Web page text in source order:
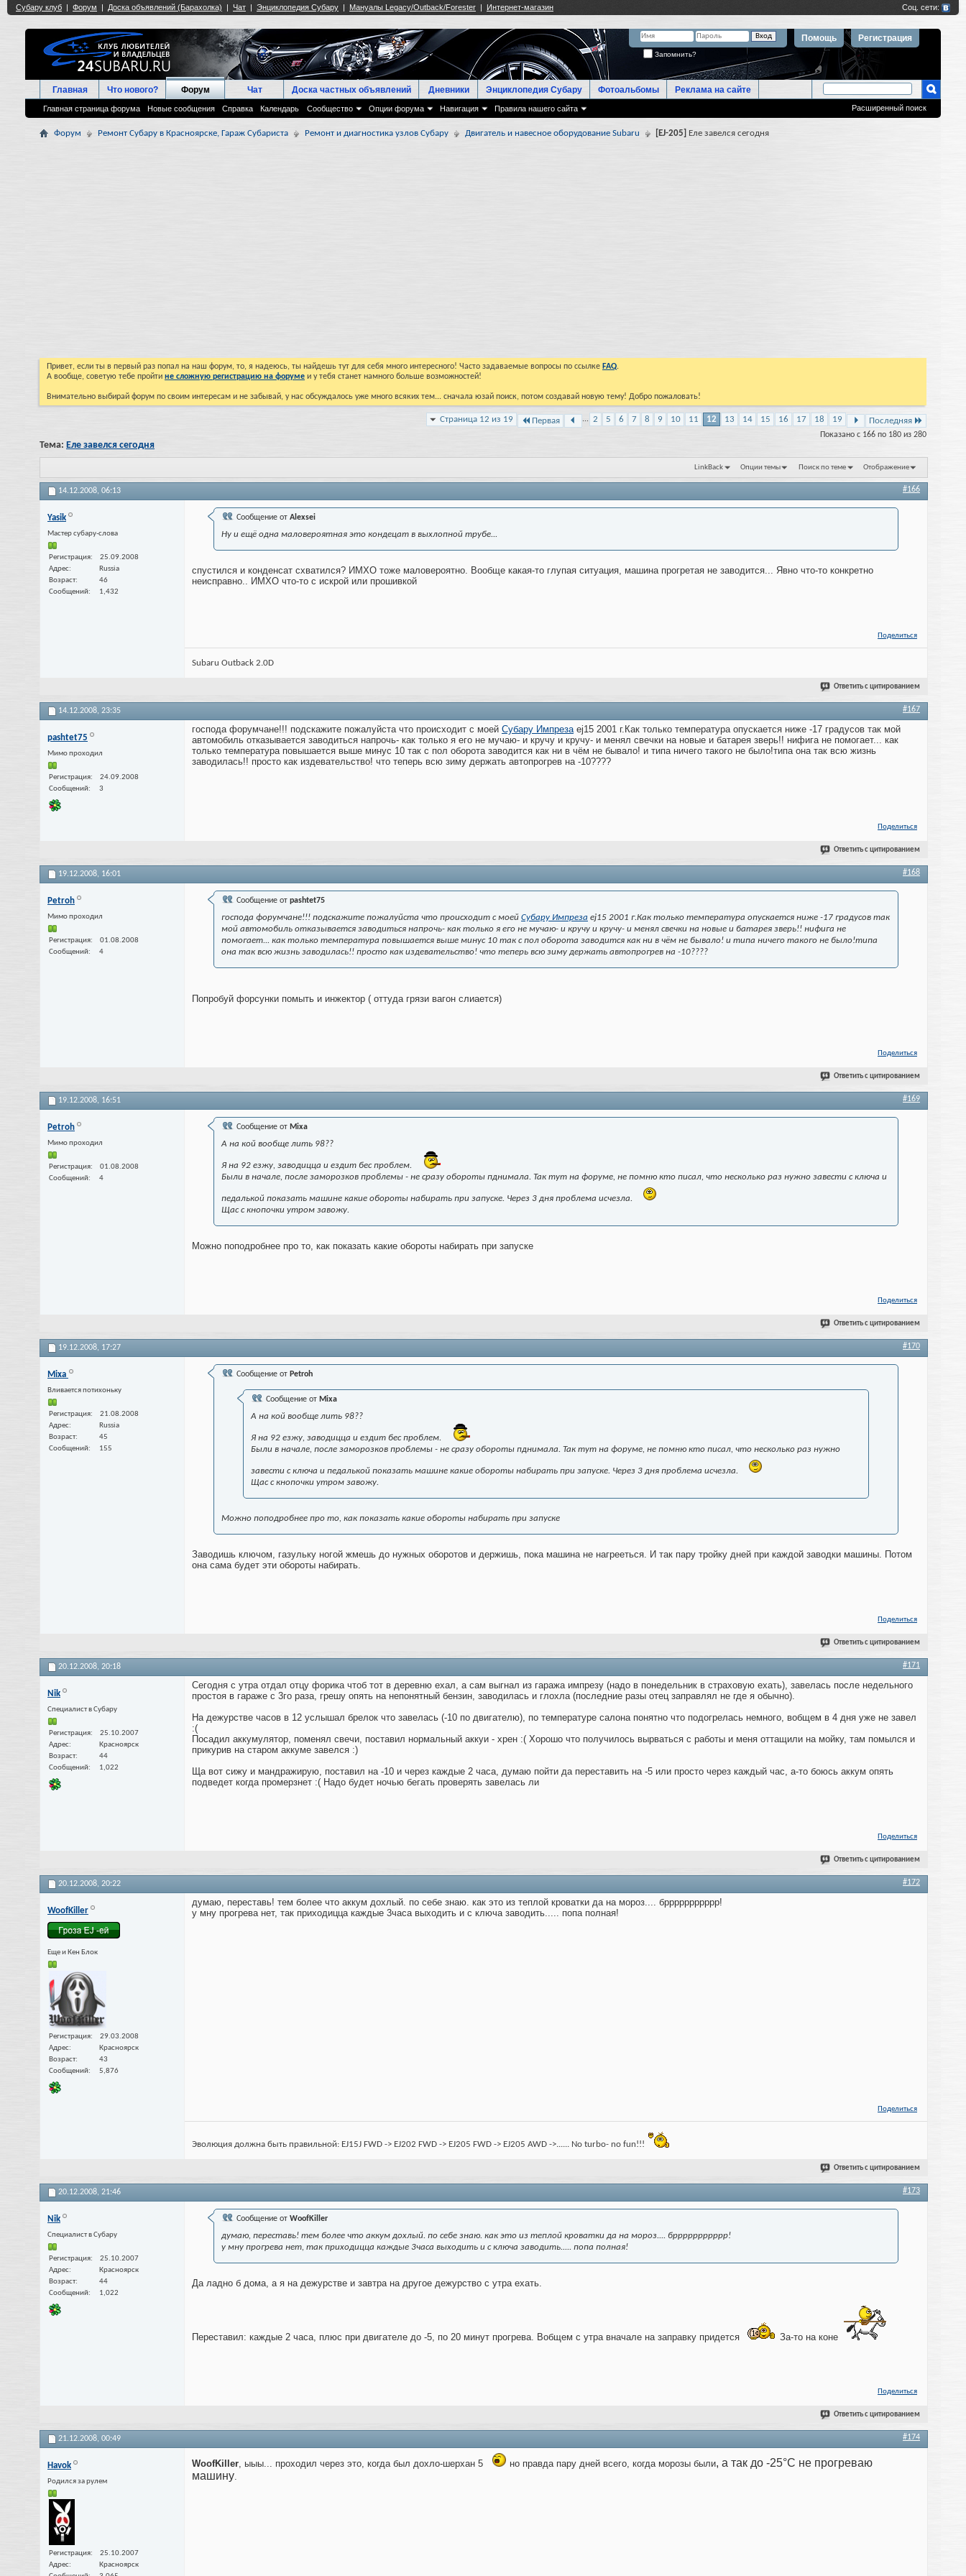
Регистрация
Помощь
Запомнить?
Главная Что нового? Форум
Главная страница форума Новые сообщения Справка Календарь Сообщество Опции форума Навигация Правила нашего сайта
Чат Доска частных объявлений Дневники Энциклопедия Субару Фотоальбомы Реклама на сайте
Расширенный поиск
Форум Ремонт Субару в Красноярске, Гараж Субариста Ремонт и диагностика узлов Субару Двигатель и навесное оборудование Subaru [EJ-205] Еле завелся сегодня
Привет, если ты в первый раз попал на наш форум, то, я надеюсь, ты найдешь тут для себя много интересного! Часто задаваемые вопросы по ссылке FAQ.
А вообще, советую тебе пройти не сложную регистрацию на форуме и у тебя станет намного больше возможностей!
Внимательно выбирай форум по своим интересам и не забывай, у нас обсуждалось уже много всяких тем... сначала юзай поиск, потом создавай новую тему! Добро пожаловать!
Страница 12 из 19 Первая ... 2 5 6 7 8 9 10 11 12 13 14 15 16 17 18 19 Последняя
Показано с 166 по 180 из 280
Тема: Еле завелся сегодня
LinkBack Опции темы Поиск по теме Отображение
14.12.2008, 06:13 #166
Yasik
Мастер субару-слова
Регистрация
25.09.2008
Адрес
Russia
Возраст
46
Сообщений
1,432
Сообщение от Alexsei
Ну и ещё одна маловероятная это кондецат в выхлопной трубе...
спустился и конденсат схватился? ИМХО тоже маловероятно. Вообще какая-то глупая ситуация, машина прогретая не заводится... Явно что-то конкретно
неисправно.. ИМХО что-то с искрой или прошивкой
Поделиться
Subaru Outback 2.0D
Ответить с цитированием
14.12.2008, 23:35 #167
pashtet75
Мимо проходил
Регистрация
24.09.2008
Сообщений
3
господа форумчане!!! подскажите пожалуйста что происходит с моей Субару Импрезаej15 2001 г.Как только температура опускается ниже -17 градусов так мой
автомобиль отказывается заводиться напрочь- как только я его не мучаю- и кручу и кручу- и менял свечки на новые и батарея зверь!! нифига не помогает... как
только температура повышается выше минус 10 так с пол оборота заводится как ни в чём не бывало! и типа ничего такого не было!типа она так всю жизнь
заводилась!! просто как издевательство! что теперь всю зиму держать автопрогрев на -10????
Поделиться
Ответить с цитированием
19.12.2008, 16:01 #168
Petroh
Мимо проходил
Регистрация
01.08.2008
Сообщений
4
Сообщение от pashtet75
господа форумчане!!! подскажите пожалуйста что происходит с моей Субару Импреза ej15 2001 г.Как только температура опускается ниже -17 градусов так
мой автомобиль отказывается заводиться напрочь- как только я его не мучаю- и кручу и кручу- и менял свечки на новые и батарея зверь!! нифига не
помогает... как только температура повышается выше минус 10 так с пол оборота заводится как ни в чём не бывало! и типа ничего такого не было!типа
она так всю жизнь заводилась!! просто как издевательство! что теперь всю зиму держать автопрогрев на -10????
Попробуй форсунки помыть и инжектор ( оттуда грязи вагон слиается)
Поделиться
Ответить с цитированием
19.12.2008, 16:51 #169
Petroh
Мимо проходил
Регистрация
01.08.2008
Сообщений
4
Сообщение от Mixa
А на кой вообще лить 98??
Я на 92 езжу, заводицца и ездит бес проблем.
Были в начале, после заморозков проблемы - не сразу обороты пднимала. Так тут на форуме, не помню кто писал, что несколько раз нужно завести с ключа и
педалькой показать машине какие обороты набирать при запуске. Через 3 дня проблема исчезла.
Щас с кнопочки утром завожу.
Можно поподробнее про то, как показать какие обороты набирать при запуске
Поделиться
Ответить с цитированием
19.12.2008, 17:27 #170
Mixa
Вливается потихоньку
Регистрация
21.08.2008
Адрес
Russia
Возраст
45
Сообщений
155
Сообщение от Petroh
Сообщение от Mixa
А на кой вообще лить 98??
Я на 92 езжу, заводицца и ездит бес проблем.
Были в начале, после заморозков проблемы - не сразу обороты пднимала. Так тут на форуме, не помню кто писал, что несколько раз нужно
завести с ключа и педалькой показать машине какие обороты набирать при запуске. Через 3 дня проблема исчезла.
Щас с кнопочки утром завожу.
Можно поподробнее про то, как показать какие обороты набирать при запуске
Заводишь ключом, газульку ногой жмешь до нужных оборотов и держишь, пока машина не нагрееться. И так пару тройку дней при каждой заводки машины. Потом
она сама будет эти обороты набирать.
Поделиться
Ответить с цитированием
20.12.2008, 20:18 #171
Nik
Специалист в Субару
Регистрация
25.10.2007
Адрес
Красноярск
Возраст
44
Сообщений
1,022
Сегодня с утра отдал отцу форика чтоб тот в деревню ехал, а сам выгнал из гаража импрезу (надо в понедельник в страховую ехать), завелась после недельного
простоя в гараже с 3го раза, грешу опять на непонятный бензин, заводилась и глохла (последние разы отец заправлял не где я обычно).
На дежурстве часов в 12 услышал брелок что завелась (-10 по двигателю), по температуре салона понятно что подогрелась немного, вобщем в 4 дня уже не завел
:(
Посадил аккумулятор, поменял свечи, поставил нормальный аккуи - хрен :( Хорошо что получилось вырваться с работы и меня оттащили на мойку, там помылся и
прикурив на старом аккуме завелся :)
Ща вот сижу и мандражирую, поставил на -10 и через каждые 2 часа, думаю пойти да переставить на -5 или просто через каждый час, а-то боюсь аккум опять
подведет когда промерзнет :( Надо будет ночью бегать проверять завелась ли
Поделиться
Ответить с цитированием
20.12.2008, 20:22 #172
WoofKiller
Еще и Кен Блок
Регистрация
29.03.2008
Адрес
Красноярск
Возраст
43
Сообщений
5,876
думаю, переставь! тем более что аккум дохлый. по себе знаю. как это из теплой кроватки да на мороз.... бррррррррррр!
у мну прогрева нет, так приходицца каждые 3часа выходить и с ключа заводить..... попа полная!
Поделиться
Эволюция должна быть правильной: EJ15J FWD -> EJ202 FWD -> EJ205 FWD -> EJ205 AWD ->...... No turbo- no fun!!!
Ответить с цитированием
20.12.2008, 21:46 #173
Nik
Специалист в Субару
Регистрация
25.10.2007
Адрес
Красноярск
Возраст
44
Сообщений
1,022
Сообщение от WoofKiller
думаю, переставь! тем более что аккум дохлый. по себе знаю. как это из теплой кроватки да на мороз.... бррррррррррр!
у мну прогрева нет, так приходицца каждые 3часа выходить и с ключа заводить..... попа полная!
Да ладно б дома, а я на дежурстве и завтра на другое дежурство с утра ехать.
Переставил: каждые 2 часа, плюс при двигателе до -5, по 20 минут прогрева. Вобщем с утра вначале на заправку придется За-то на коне
Поделиться
Ответить с цитированием
21.12.2008, 00:49 #174
Havok
Родился за рулем
Регистрация
25.10.2007
Адрес
Красноярск
WoofKiller , ыыы... проходил через это, когда был дохло-шерхан 5 но правда пару дней всего, когда морозы были, а так до -25°С не прогреваю
машину